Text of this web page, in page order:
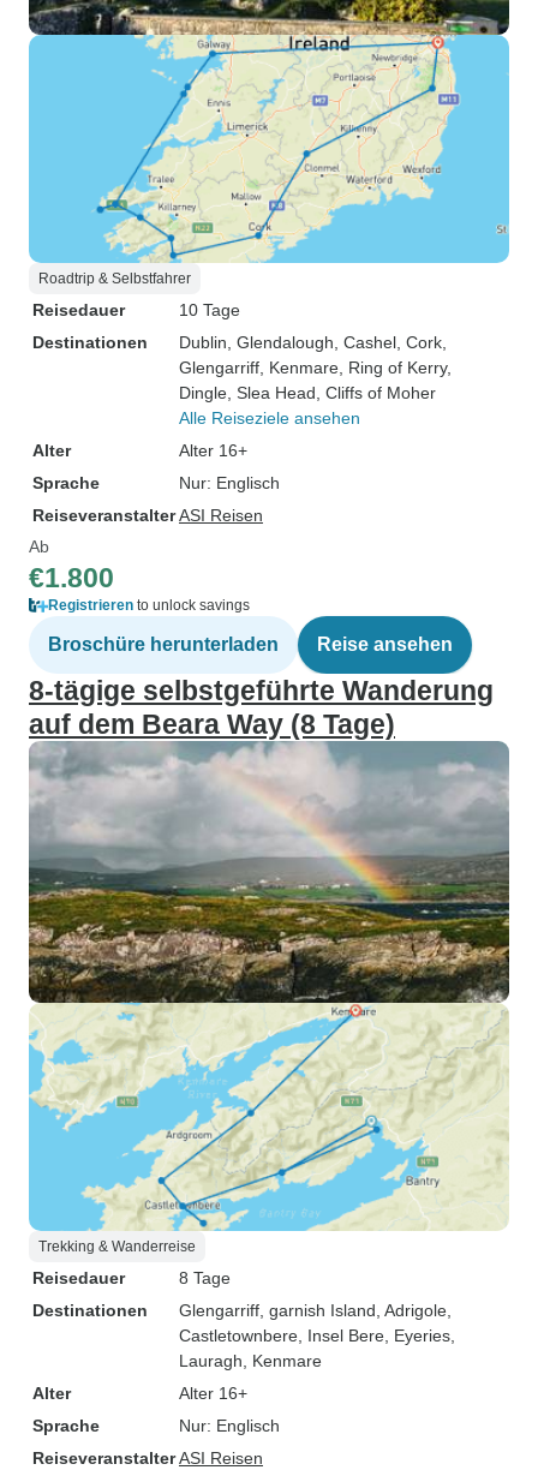
Roadtrip & Selbstfahrer
Reisedauer
10 Tage
Destinationen
Dublin , Glendalough , Cashel , Cork
Glengarriff , Kenmare , Ring of Kerry,
Dingle , Slea Head , Cliffs of Moher
Alle Reiseziele ansehen
Alter
Alter 16+
Sprache
Nur: Englisch
ReiseveranstalterASI Reisen
Ab
€1.800
Registrieren to unlock savings
Broschüre herunterladen Reise ansehen
8-tägige selbstgeführte Wanderung
auf dem Beara Way (8 Tage)
Trekking & Wanderreise
Reisedauer
8 Tage
Destinationen
Glengarriff , garnish Island , Adrigole
Castletownbere , Insel Bere , Eyeries
Lauragh , Kenmare
Alter
Alter 16+
Sprache
Nur: Englisch
ReiseveranstalterASI Reisen